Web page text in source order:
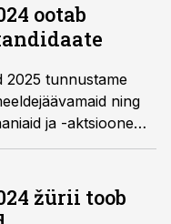
ootab
tunnustame
ning
ja -aktsioone
žürii toob